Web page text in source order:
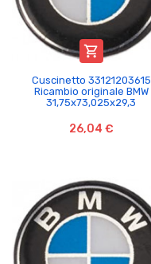

Cuscinetto 33121203615
Ricambio originale BMW
31,75x73,025x29,3
26,04 €